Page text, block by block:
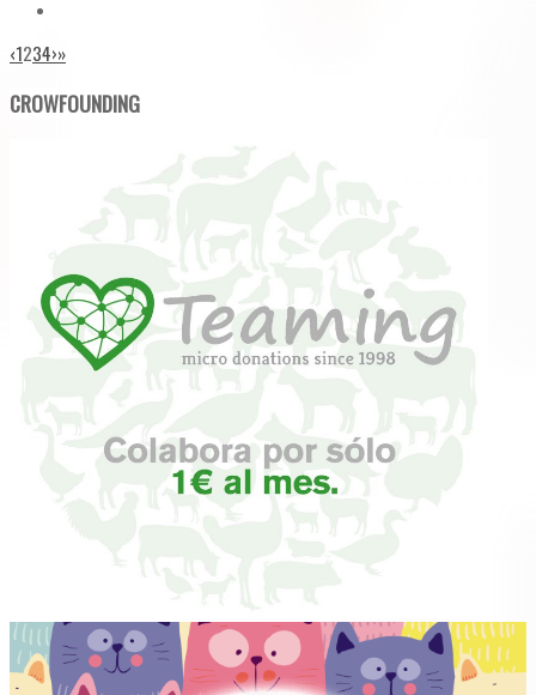
‹1234›»
CROWFOUNDING